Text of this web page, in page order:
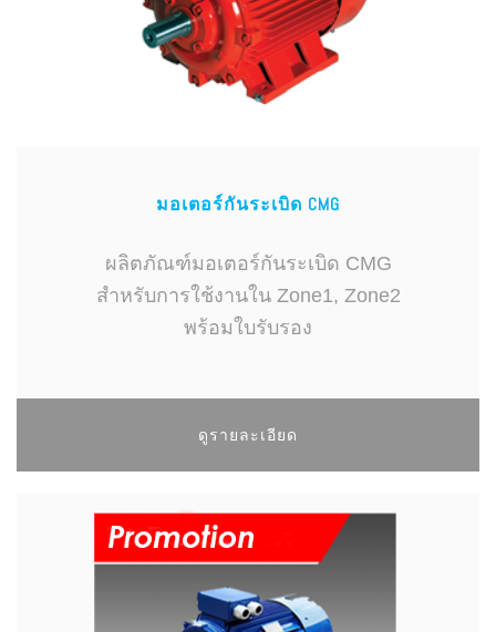
มอเตอร์กันระเบิด CMG
ผลิตภัณฑ์มอเตอร์กันระเบิด CMG
สำหรับการใช้งานใน Zone1, Zone2
พร้อมใบรับรอง
ดูรายละเอียด